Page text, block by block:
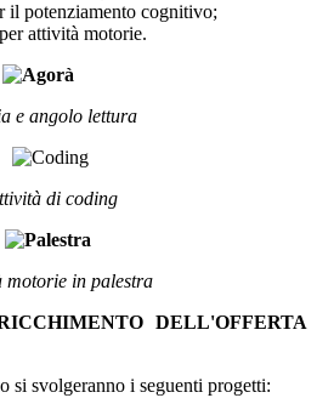
il potenziamento cognitivo;
attività motorie.
e angolo lettura
di coding
motorie in palestra
DELL'OFFERTA
si svolgeranno i seguenti progetti: